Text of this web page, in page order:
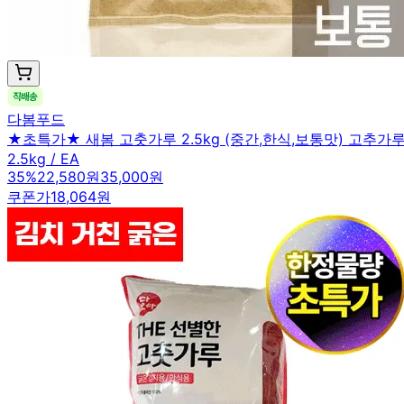
다봄푸드
★초특가★ 새봄 고춧가루 2.5kg (중간,한식,보통맛) 고추가
2.5kg / EA
35%22,580원35,000원
쿠폰가18,064원